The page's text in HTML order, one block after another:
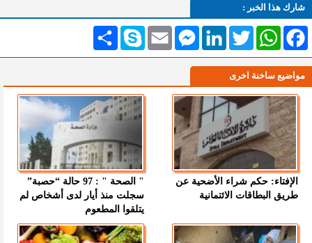
شارك هذا الخبر :
انشر Skype Email
MessengerLinkedInTwitterWhatsAppFacebook
مواضيع ساخنة اخرى
الإفتاء: حكم شراء الأضحية عن
طريق البطاقات الائتمانية
" الصحة " : 97 حالة “حصبة”
سجلت منذ أيار لدى أشخاص لم
يتلقوا المطعوم